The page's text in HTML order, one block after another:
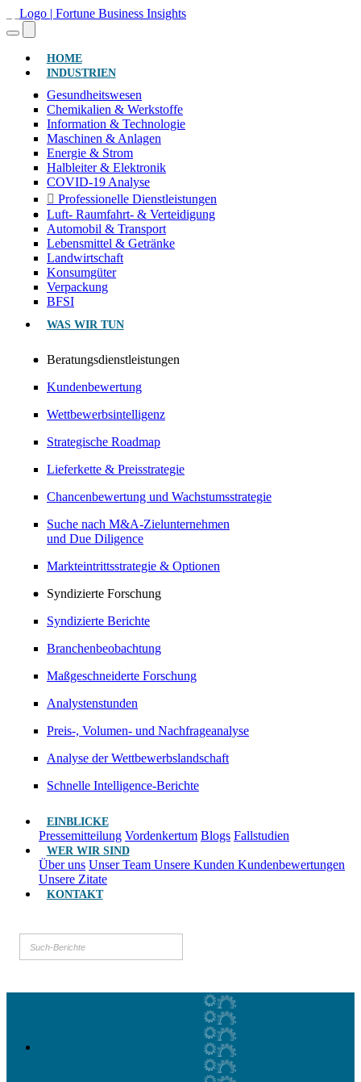
HOME(AKTUELL)
INDUSTRIEN
Gesundheitswesen
Chemikalien & Werkstoffe
Information & Technologie
Maschinen & Anlagen
Energie & Strom
Halbleiter & Elektronik
COVID-19 Analyse
Professionelle Dienstleistungen
Luft- Raumfahrt- & Verteidigung
Automobil & Transport
Lebensmittel & Getränke
Landwirtschaft
Konsumgüter
Verpackung
BFSI
WAS WIR TUN
Beratungsdienstleistungen
Kundenbewertung
Wettbewerbsintelligenz
Strategische Roadmap
Lieferkette & Preisstrategie
Chancenbewertung und Wachstumsstrategie
Suche nach M&A-Zielunternehmen
und Due Diligence
Markteintrittsstrategie & Optionen
Syndizierte Forschung
Syndizierte Berichte
Branchenbeobachtung
Maßgeschneiderte Forschung
Analystenstunden
Preis-, Volumen- und Nachfrageanalyse
Analyse der Wettbewerbslandschaft
Schnelle Intelligence-Berichte
EINBLICKE
Pressemitteilung Vordenkertum Blogs Fallstudien
WER WIR SIND
Über uns Unser Team Unsere Kunden Kundenbewertungen
Unsere Zitate
KONTAKT